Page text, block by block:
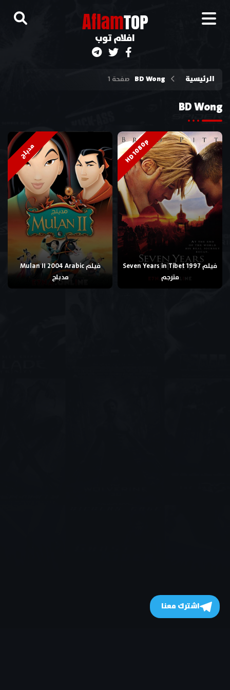
AflamTOP
افلام توب
الرئيسية BD Wong صفحة 1
BD Wong
HD 1080p
فيلم Seven Years in Tibet 1997
مترجم
مدبلج
فيلم Mulan II 2004 Arabic
مدبلج
اشترك معنا